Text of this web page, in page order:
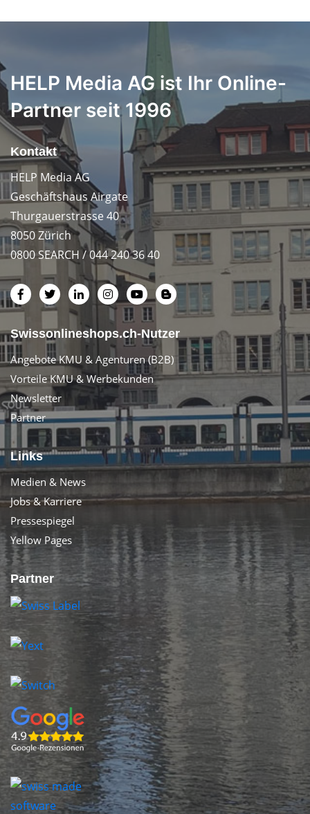
HELP Media AG ist Ihr Online-
Partner seit 1996
Kontakt
HELP Media AG
Geschäftshaus Airgate
Thurgauerstrasse 40
8050 Zürich
0800 SEARCH / 044 240 36 40
Swissonlineshops.ch-Nutzer
Angebote KMU & Agenturen (B2B)
Vorteile KMU & Werbekunden
Newsletter
Partner
Links
Medien & News
Jobs & Karriere
Pressespiegel
Yellow Pages
Partner